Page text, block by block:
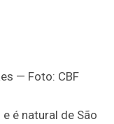
— Foto: CBF
é natural de São